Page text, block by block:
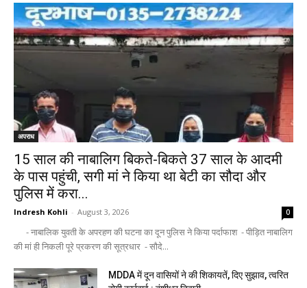
अपराध
15 साल की नाबालिग बिकते-बिकते 37 साल के आदमी
के पास पहुंची, सगी मां ने किया था बेटी का सौदा और
पुलिस में करा...
Indresh Kohli - August 3, 2026 0
- नाबालिक युवती के अपरहण की घटना का दून पुलिस ने किया पर्दाफाश - पीड़ित नाबालिग
की मां ही निकली पूरे प्रकरण की सूत्रधार - सौदे...
MDDA में दून वासियों ने की शिकायतें, दिए सुझाव, त्वरित